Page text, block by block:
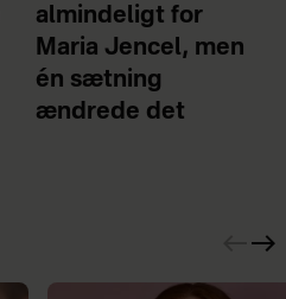
almindeligt for
Maria Jencel, men
én sætning
ændrede det